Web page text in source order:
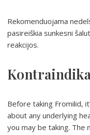
Rekomenduojama
pasireiškia sunkesni
reakcijos.
Before taking Fromilid,
about any underlying
you may be taking. The